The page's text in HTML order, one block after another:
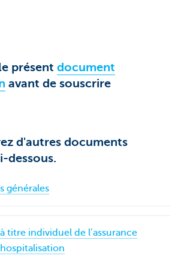
présent document
avant de souscrire
d'autres documents
dessous.
générales
titre individuel de l’assurance